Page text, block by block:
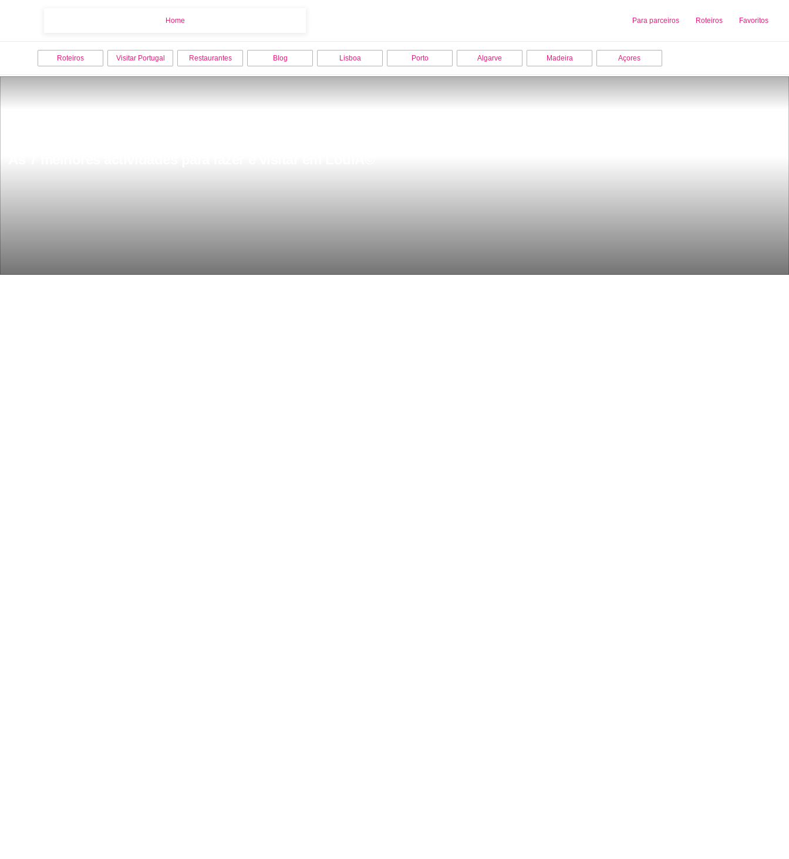
Home Para parceiros Roteiros Favoritos
Sobre nós Adicionar uma Empresa
Roteiros Visitar Portugal Restaurantes Blog Lisboa Porto Algarve Madeira Açores